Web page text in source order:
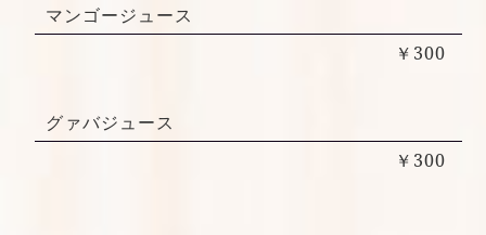
マンゴージュース
￥300
グァバジュース
￥300